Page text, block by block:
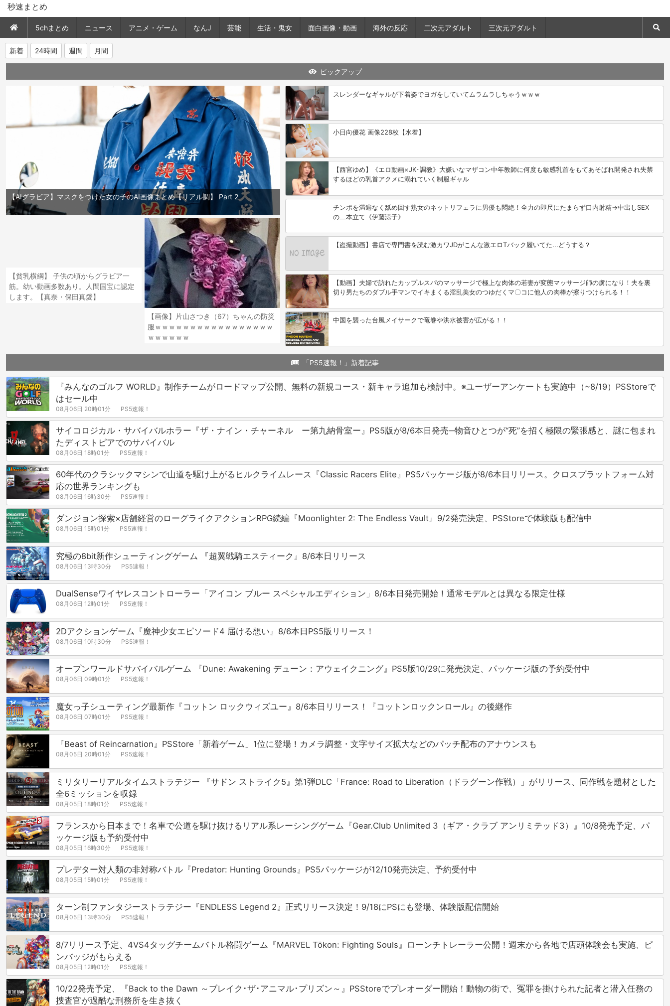
秒速まとめ
5chまとめ ニュース アニメ・ゲーム なんJ 芸能 生活・鬼女 面白画像・動画 海外の反応 二次元アダルト 三次元アダルト
新着 24時間 週間 月間
ピックアップ
【AIグラビア】マスクをつけた女の子のAI画像まとめ【リアル調】 Part 2
【貧乳横綱】 子供の頃からグラビア一
筋。幼い動画多数あり。人間国宝に認定
します。【真奈・保田真愛】
【画像】片山さつき（67）ちゃんの防災
服ｗｗｗｗｗｗｗｗｗｗｗｗｗｗｗｗｗ
ｗｗｗｗｗｗ
スレンダーなギャルが下着姿でヨガをしていてムラムラしちゃうｗｗｗ
小日向優花 画像228枚【水着】
【西宮ゆめ】《エロ動画×JK･調教》大嫌いなマザコン中年教師に何度も敏感乳首をもてあそばれ開発され失禁
するほどの乳首アクメに溺れていく制服ギャル
チンポを満遍なく舐め回す熟女のネットリフェラに男優も悶絶！全力の即尺にたまらず口内射精→中出しSEX
の二本立て《伊藤涼子》
【盗撮動画】書店で専門書を読む激カワJDがこんな激エロTバック履いてた...どうする？
【動画】夫婦で訪れたカップルスパのマッサージで極上な肉体の若妻が変態マッサージ師の虜になり！夫を裏
切り男たちのダブル手マンでイキまくる淫乱美女のつゆだくマ〇コに他人の肉棒が擦りつけられる！！
中国を襲った台風メイサークで竜巻や洪水被害が広がる！！
「PS5速報！」新着記事
『みんなのゴルフ WORLD』制作チームがロードマップ公開、無料の新規コース・新キャラ追加も検討中。※ユーザーアンケートも実施中（~8/19）PSStoreで
はセール中
08月06日 20時01分 PS5速報！
サイコロジカル・サバイバルホラー『ザ・ナイン・チャーネル ー第九納骨室ー』PS5版が8/6本日発売─物音ひとつが“死”を招く極限の緊張感と、謎に包まれ
たディストピアでのサバイバル
08月06日 18時01分 PS5速報！
60年代のクラシックマシンで山道を駆け上がるヒルクライムレース『Classic Racers Elite』PS5パッケージ版が8/6本日リリース。クロスプラットフォーム対
応の世界ランキングも
08月06日 16時30分 PS5速報！
ダンジョン探索×店舗経営のローグライクアクションRPG続編『Moonlighter 2: The Endless Vault』9/2発売決定、PSStoreで体験版も配信中
08月06日 15時01分 PS5速報！
究極の8bit新作シューティングゲーム 『超翼戦騎エスティーク』8/6本日リリース
08月06日 13時30分 PS5速報！
DualSenseワイヤレスコントローラー「アイコン ブルー スペシャルエディション」8/6本日発売開始！通常モデルとは異なる限定仕様
08月06日 12時01分 PS5速報！
2Dアクションゲーム『魔神少女エピソード4 届ける想い』8/6本日PS5版リリース！
08月06日 10時30分 PS5速報！
オープンワールドサバイバルゲーム 『Dune: Awakening デューン：アウェイクニング』PS5版10/29に発売決定、パッケージ版の予約受付中
08月06日 09時01分 PS5速報！
魔女っ子シューティング最新作『コットン ロックウィズユー』8/6本日リリース！『コットンロックンロール』の後継作
08月06日 07時01分 PS5速報！
『Beast of Reincarnation』PSStore「新着ゲーム」1位に登場！カメラ調整・文字サイズ拡大などのパッチ配布のアナウンスも
08月05日 20時01分 PS5速報！
ミリタリーリアルタイムストラテジー 『サドン ストライク5』第1弾DLC「France: Road to Liberation（ドラグーン作戦）」がリリース、同作戦を題材とした
全6ミッションを収録
08月05日 18時01分 PS5速報！
フランスから日本まで！名車で公道を駆け抜けるリアル系レーシングゲーム『Gear.Club Unlimited 3（ギア・クラブ アンリミテッド3）』10/8発売予定、パ
ッケージ版も予約受付中
08月05日 16時30分 PS5速報！
プレデター対人類の非対称バトル『Predator: Hunting Grounds』PS5パッケージが12/10発売決定、予約受付中
08月05日 15時01分 PS5速報！
ターン制ファンタジーストラテジー『ENDLESS Legend 2』正式リリース決定！9/18にPSにも登場、体験版配信開始
08月05日 13時30分 PS5速報！
8/7リリース予定、4VS4タッグチームバトル格闘ゲーム『MARVEL Tōkon: Fighting Souls』ローンチトレーラー公開！週末から各地で店頭体験会も実施、ピ
ンバッジがもらえる
08月05日 12時01分 PS5速報！
10/22発売予定、『Back to the Dawn ～ブレイク･ザ･アニマル･プリズン～』PSStoreでプレオーダー開始！動物の街で、冤罪を掛けられた記者と潜入任務の
捜査官が過酷な刑務所を生き抜く